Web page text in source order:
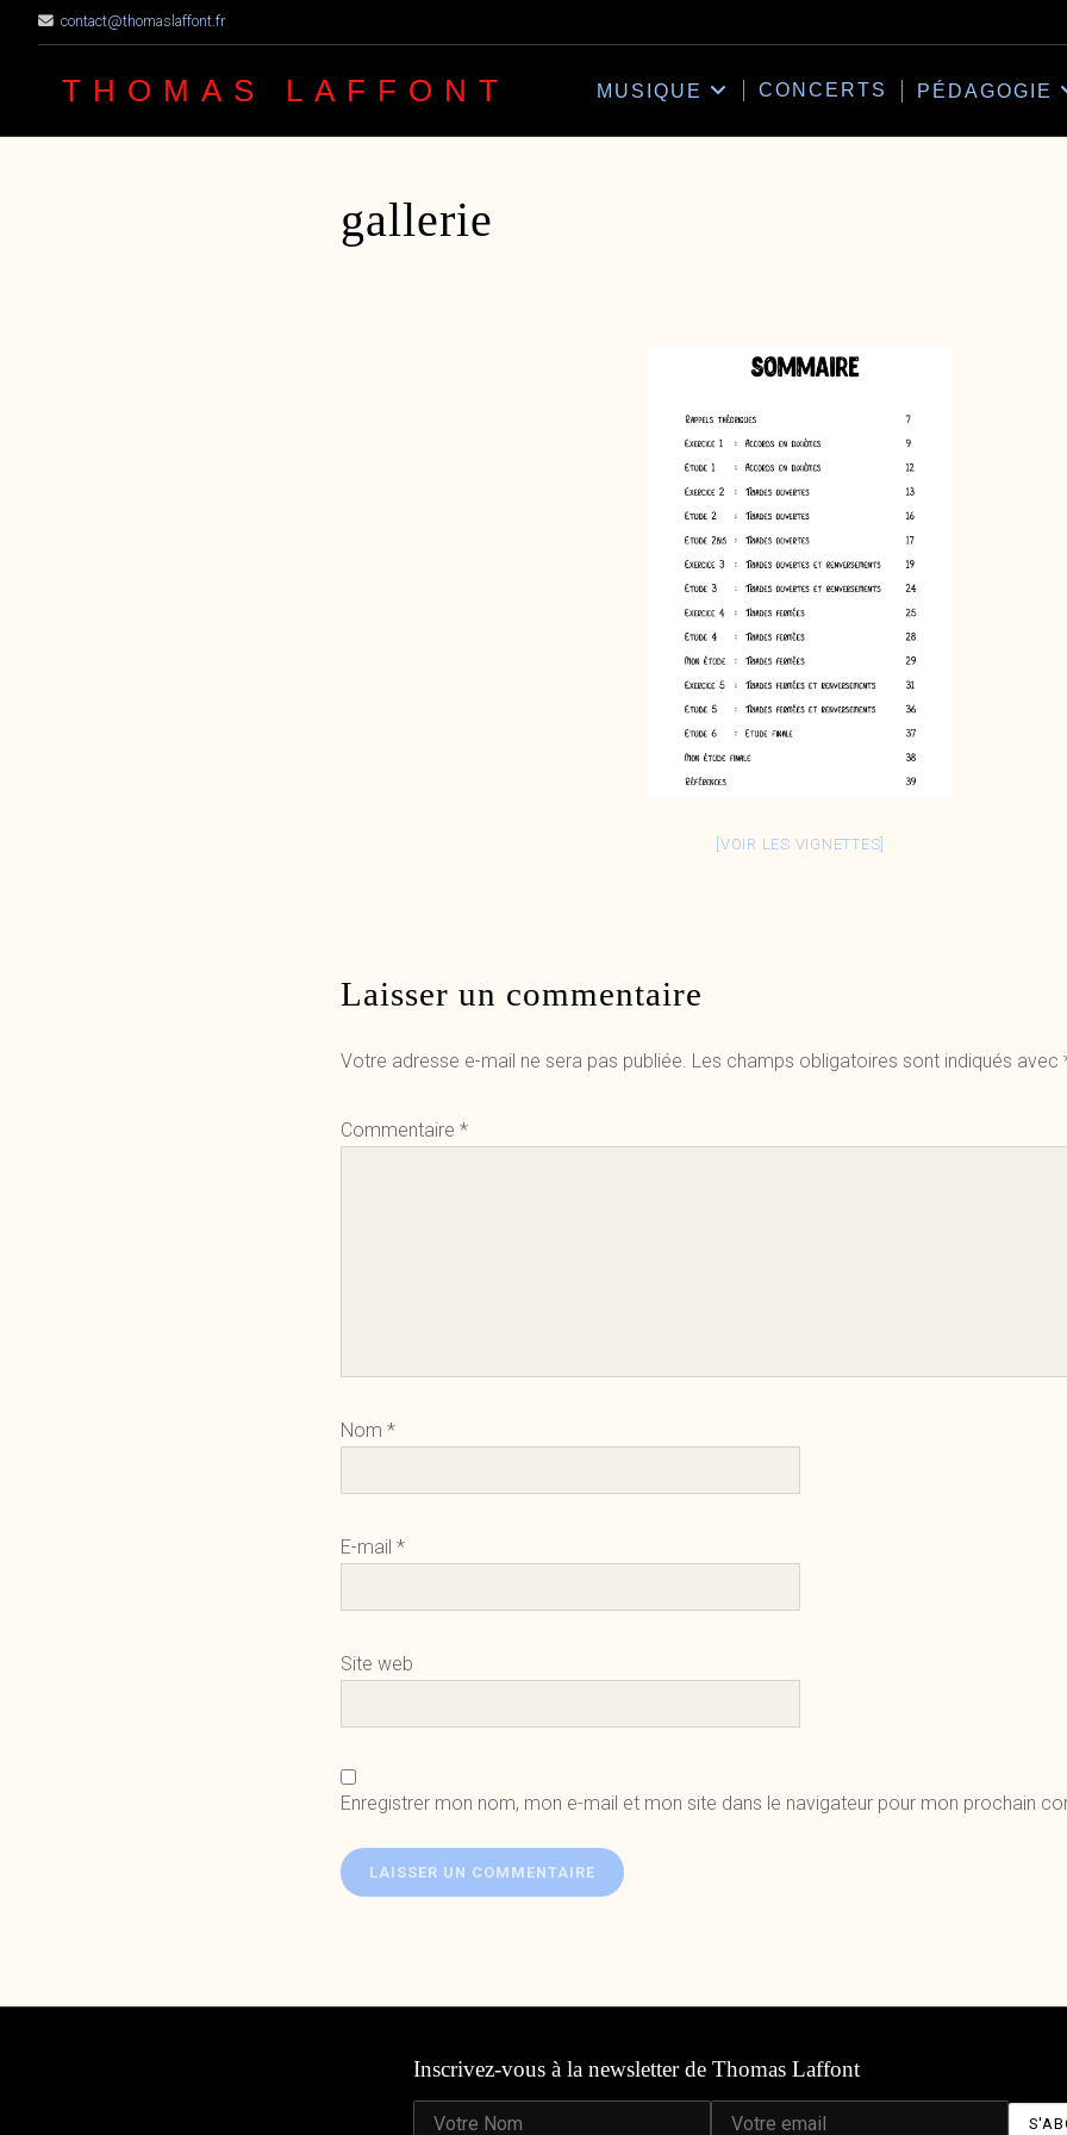
contact@thomaslaffont.fr
THOMAS LAFFONT MUSIQUE CONCERTS PÉDAGOGIE
gallerie
[VOIR LES VIGNETTES]
Laisser un commentaire
Votre adresse e-mail ne sera pas publiée. Les champs obligatoires sont indiqués avec
Commentaire *
Nom *
E-mail *
Site web
Enregistrer mon nom, mon e-mail et mon site dans le navigateur pour mon prochain
Inscrivez-vous à la newsletter de Thomas Laffont